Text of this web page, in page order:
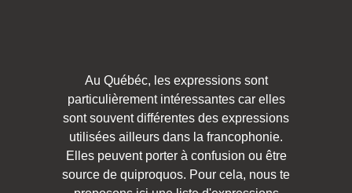
Au Québéc, les expressions sont
particulièrement intéressantes car elles
sont souvent différentes des expressions
utilisées ailleurs dans la francophonie.
Elles peuvent porter à confusion ou être
source de quiproquos. Pour cela, nous te